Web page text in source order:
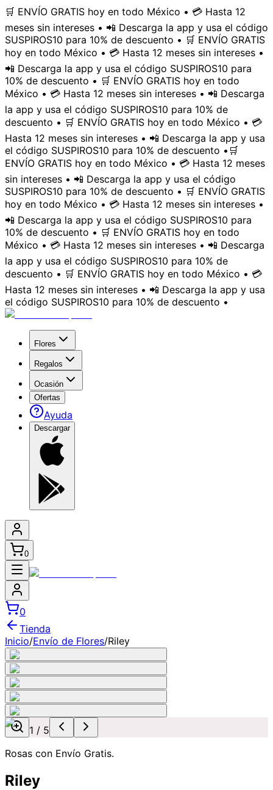
🛒 ENVÍO GRATIS hoy en todo México • 💳 Hasta 12
meses sin intereses • 📲 Descarga la app y usa el código
SUSPIROS10 para 10% de descuento • 🛒 ENVÍO GRATIS
hoy en todo México • 💳 Hasta 12 meses sin intereses •
📲 Descarga la app y usa el código SUSPIROS10 para
10% de descuento • 🛒 ENVÍO GRATIS hoy en todo
México • 💳 Hasta 12 meses sin intereses • 📲 Descarga
la app y usa el código SUSPIROS10 para 10% de
descuento • 🛒 ENVÍO GRATIS hoy en todo México • 💳
Hasta 12 meses sin intereses • 📲 Descarga la app y usa
el código SUSPIROS10 para 10% de descuento • 🛒
ENVÍO GRATIS hoy en todo México • 💳 Hasta 12 meses
sin intereses • 📲 Descarga la app y usa el código
SUSPIROS10 para 10% de descuento • 🛒 ENVÍO GRATIS
hoy en todo México • 💳 Hasta 12 meses sin intereses •
📲 Descarga la app y usa el código SUSPIROS10 para
10% de descuento • 🛒 ENVÍO GRATIS hoy en todo
México • 💳 Hasta 12 meses sin intereses • 📲 Descarga
la app y usa el código SUSPIROS10 para 10% de
descuento • 🛒 ENVÍO GRATIS hoy en todo México • 💳
Hasta 12 meses sin intereses • 📲 Descarga la app y usa
el código SUSPIROS10 para 10% de descuento •
Flores
Regalos
Ocasión
Ofertas
Ayuda
Descargar
0
0
Tienda
Inicio/Envío de Flores/Riley
1 / 5
Rosas con Envío Gratis.
Riley